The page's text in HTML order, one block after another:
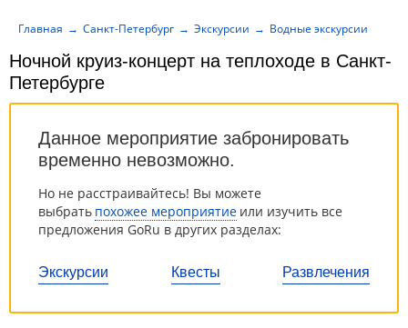
Данное мероприятие забронировать
временно невозможно.
Но не расстраивайтесь! Вы можете
выбрать похожее мероприятие или изучить все
предложения GoRu в других разделах:
Экскурсии Квесты Развлечения
Ночной круиз-концерт на теплоходе в Санкт-
Петербурге
Главная Санкт-Петербург Экскурсии Водные экскурсии